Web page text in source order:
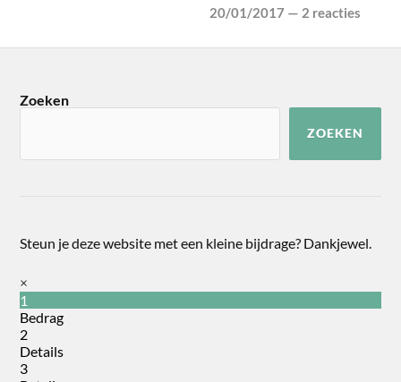
20/01/2017 — 2 reacties
Zoeken
ZOEKEN
Steun je deze website met een kleine bijdrage? Dankjewel.